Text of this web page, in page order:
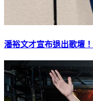
潘裕文才宣布退出歌壇